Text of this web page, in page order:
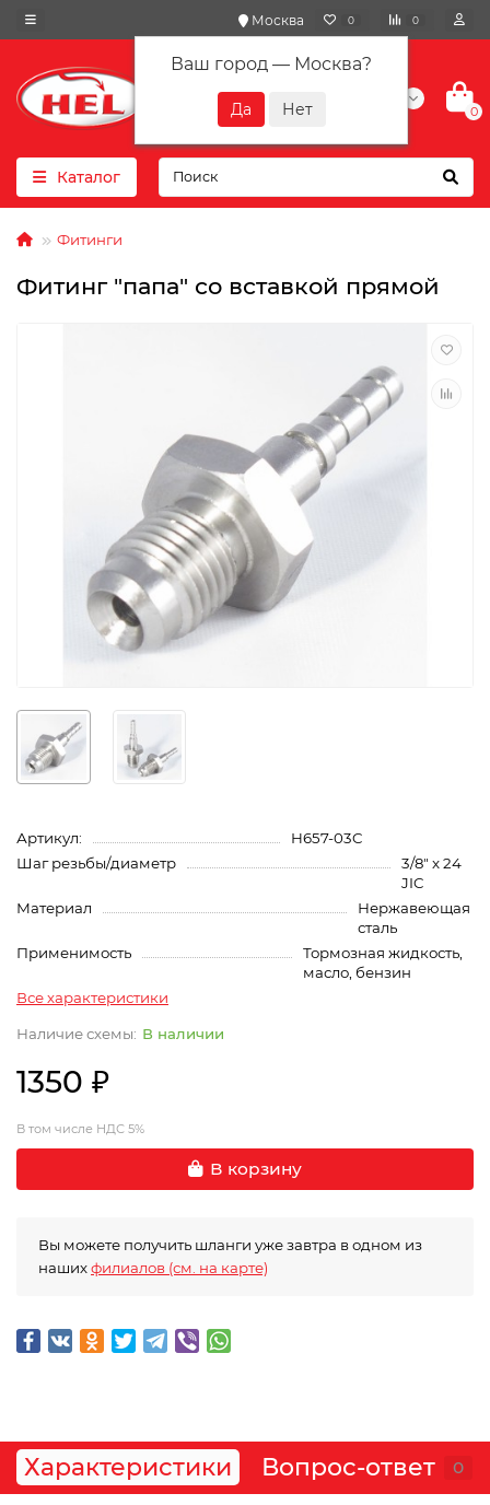
Москва
Ваш город — Москва?
0 0
+7(901) 417-10-01
0
Каталог
Фитинги
Фитинг "папа" со вставкой прямой
Артикул:
H657-03C
Шаг резьбы/диаметр
3/8" x 24
JIC
Материал
Нержавеющая
сталь
Применимость
Тормозная жидкость,
масло, бензин
Все характеристики
В наличии
1350 ₽
В том числе НДС 5%
В корзину
Вы можете получить шланги уже завтра в одном из
нашихфилиалов (см. на карте)
Характеристики Вопрос-ответ 0